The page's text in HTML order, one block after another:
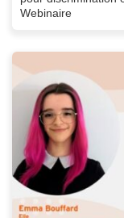
Webinaire